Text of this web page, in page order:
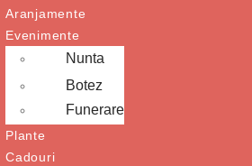
Aranjamente
Evenimente
Nunta
Botez
Funerare
Plante
Cadouri